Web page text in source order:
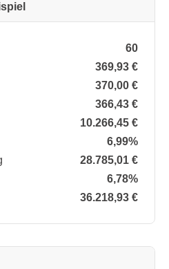
60
369,93 €
370,00 €
366,43 €
10.266,45 €
6,99%
28.785,01 €
6,78%
36.218,93 €